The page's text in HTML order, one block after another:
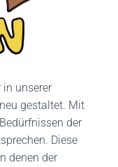
in unserer
gestaltet. Mit
der
Diese
denen der